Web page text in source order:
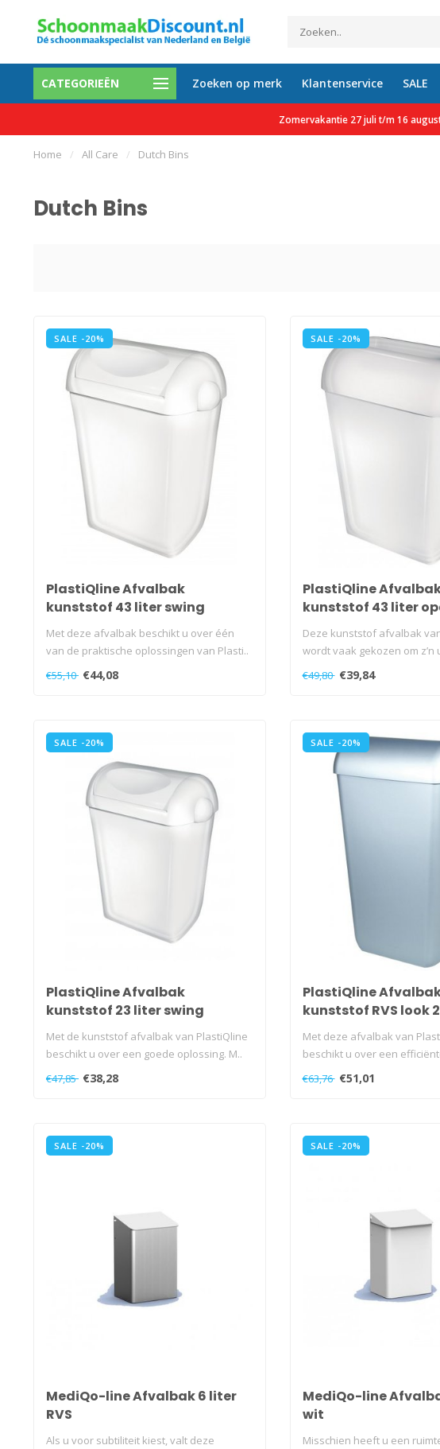
CATEGORIEËN Zoeken op merk Klantenservice SALE
35.000 tevreden klanten Gratis verzending vanaf €150 excl. btw
Zomervakantie 27 juli t/m 16
Home / All Care / Dutch Bins
Dutch Bins
SALE -20%
PlastiQline Afvalbak
kunststof 43 liter swing
Met deze afvalbak beschikt u over één
van de praktische oplossingen van Plasti..
€55,10 €44,08
SALE -20%
PlastiQline
kunststof 43 liter
Deze kunststof afvalbak
wordt vaak gekozen om z’n
€49,80 €39,84
SALE -20%
PlastiQline Afvalbak
kunststof 23 liter swing
Met de kunststof afvalbak van PlastiQline
beschikt u over een goede oplossing. M..
€47,85 €38,28
SALE -20%
PlastiQline
kunststof RVS look
open
Met deze afvalbak van
beschikt u over een
€63,76 €51,01
SALE -20%
MediQo-line Afvalbak 6 liter
RVS
Als u voor subtiliteit kiest, valt deze
SALE -20%
MediQo-line
wit
Misschien heeft u een